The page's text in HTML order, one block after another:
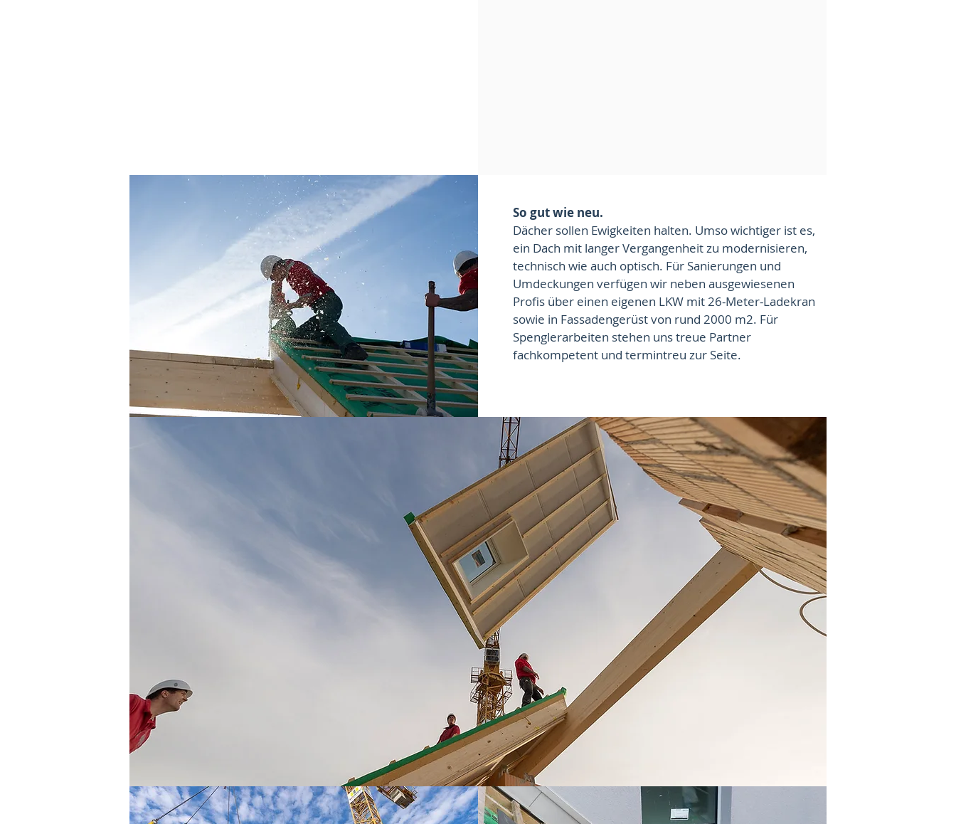
So gut wie neu.
Dächer sollen Ewigkeiten halten. Umso wichtiger ist es,
ein Dach mit langer Vergangenheit zu modernisieren,
technisch wie auch optisch. Für Sanierungen und
Umdeckungen verfügen wir neben ausgewiesenen
Profis über einen eigenen LKW mit 26-Meter-Ladekran
sowie in Fassadengerüst von rund 2000 m2. Für
Spenglerarbeiten stehen uns treue Partner
fachkompetent und termintreu zur Seite.